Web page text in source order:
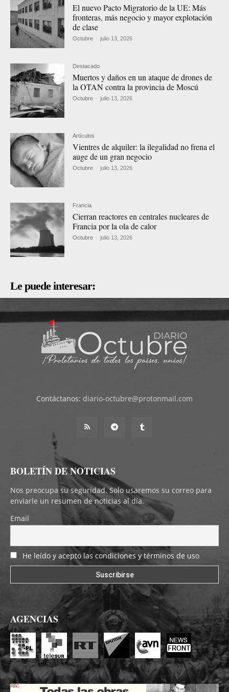
El nuevo Pacto Migratorio de la UE: Más
fronteras, más negocio y mayor explotación
de clase
Octubre - julio 13, 2026
Destacado
Muertos y daños en un ataque de drones de
la OTAN contra la provincia de Moscú
Octubre - julio 13, 2026
Artículos
Vientres de alquiler: la ilegalidad no frena el
auge de un gran negocio
Octubre - julio 13, 2026
Francia
Cierran reactores en centrales nucleares de
Francia por la ola de calor
Octubre - julio 13, 2026
Le puede interesar:
Contáctanos: diario-octubre@protonmail.com
BOLETÍN DE NOTICIAS
Nos preocupa su seguridad. Solo usaremos su correo para
enviarle un resumen de noticias al día.
Email
He leído y acepto las condiciones y términos de uso
AGENCIAS